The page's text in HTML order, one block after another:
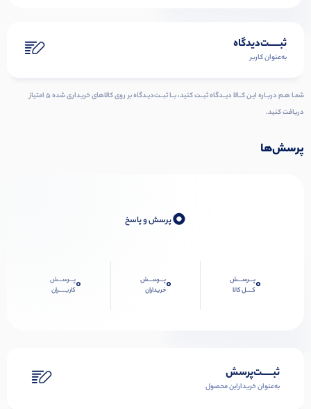
ثبـــــت‌دیدگاه
به‌عنوان کاربر
شمـا هـم دربـاره ایـن کــالا دیــدگاه ثبــت کنید، بــا ثبــت‌دیـدگاه بر روی کالاهای خریداری شده ۵ امتیاز
دریافت کنید.
پرسش‌ها
0پرسش و پاسخ
0پـــرســـش
کــــل کالا
0پـــرســـش
خریداران
0پـــرســـش
کاربـــــران
ثبـــــت‌پرسش
به‌عنوان ‌خریدار‌این‌ محصول